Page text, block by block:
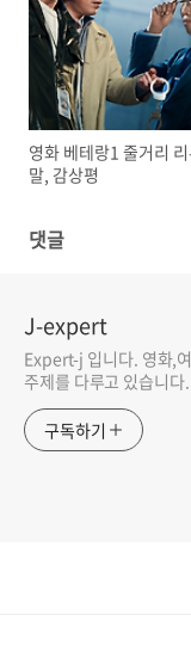
영화 베테랑1 줄거리
말, 감상평
댓글
J-expert
Expert-j 입니다. 영화,
주제를 다루고 있습니다.
구독하기